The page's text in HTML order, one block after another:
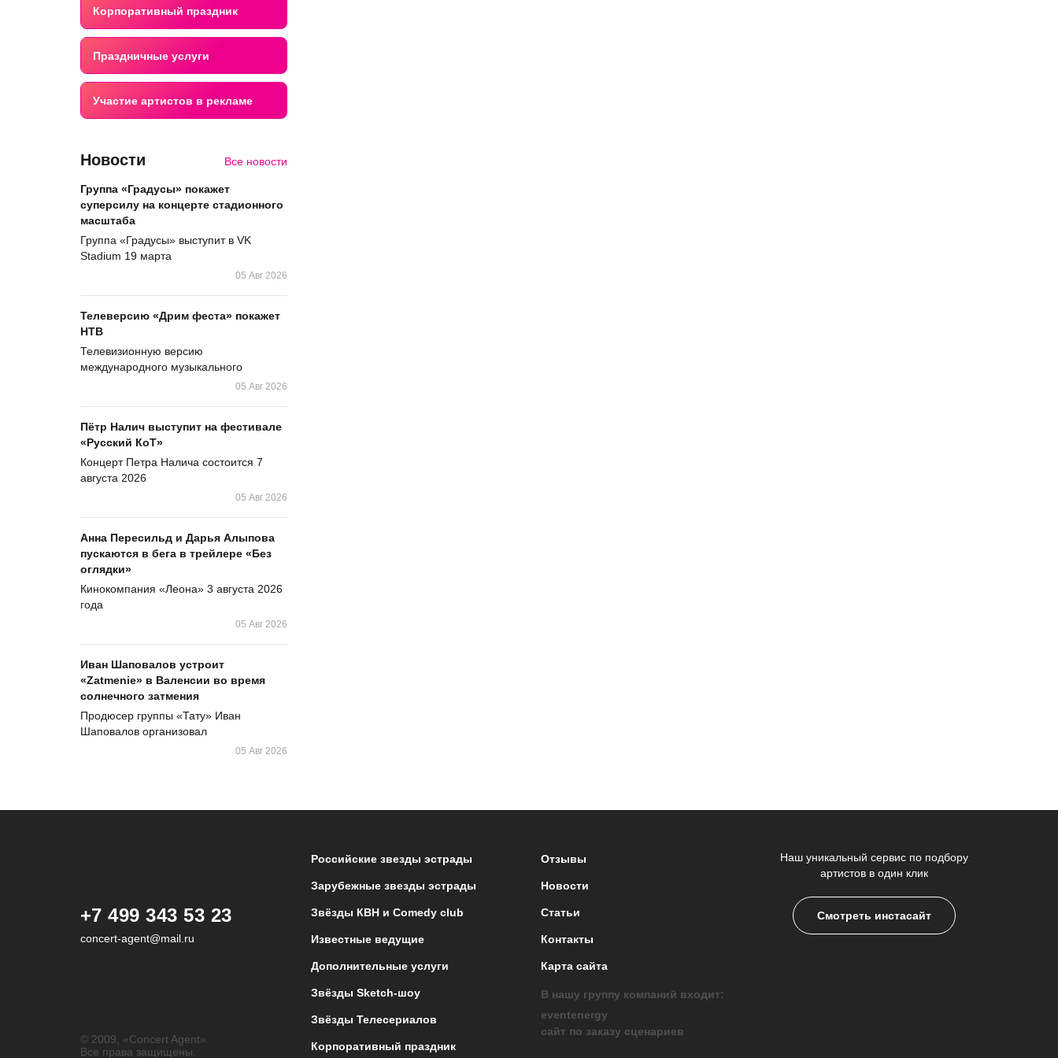
Корпоративный праздник
Праздничные услуги
Участие артистов в рекламе
Новости Все новости
Группа «Градусы» покажет
суперсилу на концерте стадионного
масштаба
Группа «Градусы» выступит в VK
Stadium 19 марта
05 Авг 2026
Телеверсию «Дрим феста» покажет
НТВ
Телевизионную версию
международного музыкального
05 Авг 2026
Пётр Налич выступит на фестивале
«Русский КоТ»
Концерт Петра Налича состоится 7
августа 2026
05 Авг 2026
Анна Пересильд и Дарья Алыпова
пускаются в бега в трейлере «Без
оглядки»
Кинокомпания «Леона» 3 августа 2026
года
05 Авг 2026
Иван Шаповалов устроит
«Zatmenie» в Валенсии во время
солнечного затмения
Продюсер группы «Тату» Иван
Шаповалов организовал
05 Авг 2026
+7 499 343 53 23
concert-agent@mail.ru
© 2009, «Concert Agent».
Все права защищены.
Российские звезды эстрады
Зарубежные звезды эстрады
Звёзды КВН и Comedy club
Известные ведущие
Дополнительные услуги
Звёзды Sketch-шоу
Звёзды Телесериалов
Корпоративный праздник
Отзывы
Новости
Статьи
Контакты
Карта сайта
Наш уникальный сервис по подбору
артистов в один клик
Смотреть инстасайт
В нашу группу компаний входит:
eventenergy
сайт по заказу сценариев